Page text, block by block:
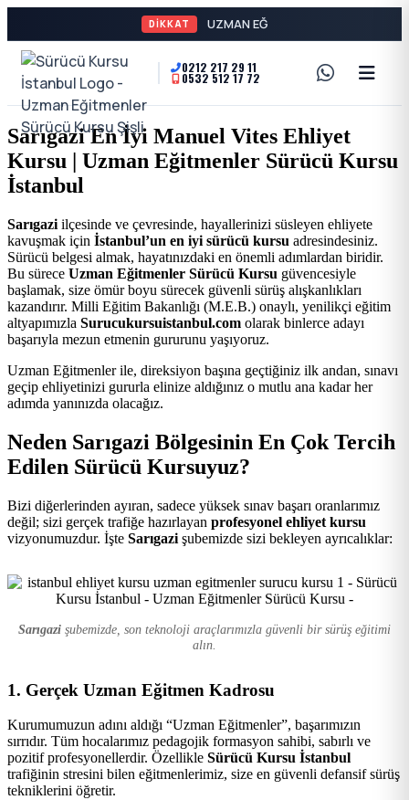
UZMAN EĞİTMENLERLE DİRE
Sürücü
Kursu
İstanbul
-
Şişli
En
İyi
Ehliyet
Kursu
A2
Motor
Ehliyeti
ve
Özel
Direksiyon
Dersi
0212 217 29 11
0532 512 17 72
Sarıgazi En İyi Manuel Vites Ehliyet
Kursu | Uzman Eğitmenler Sürücü Kursu
İstanbul
Sarıgazi ilçesinde ve çevresinde, hayallerinizi süsleyen ehliyete
kavuşmak için İstanbul’un en iyi sürücü kursu adresindesiniz.
Sürücü belgesi almak, hayatınızdaki en önemli adımlardan biridir.
Bu sürece Uzman Eğitmenler Sürücü Kursu güvencesiyle
başlamak, size ömür boyu sürecek güvenli sürüş alışkanlıkları
kazandırır. Milli Eğitim Bakanlığı (M.E.B.) onaylı, yenilikçi eğitim
altyapımızla Surucukursuistanbul.com olarak binlerce adayı
başarıyla mezun etmenin gururunu yaşıyoruz.
Uzman Eğitmenler ile, direksiyon başına geçtiğiniz ilk andan, sınavı
geçip ehliyetinizi gururla elinize aldığınız o mutlu ana kadar her
adımda yanınızda olacağız.
Neden Sarıgazi Bölgesinin En Çok Tercih
Edilen Sürücü Kursuyuz?
Bizi diğerlerinden ayıran, sadece yüksek sınav başarı oranlarımız
değil; sizi gerçek trafiğe hazırlayan profesyonel ehliyet kursu
vizyonumuzdur. İşte Sarıgazi şubemizde sizi bekleyen ayrıcalıklar:
Sarıgazi şubemizde, son teknoloji araçlarımızla güvenli bir sürüş eğitimi
alın.
1. Gerçek Uzman Eğitmen Kadrosu
Kurumumuzun adını aldığı “Uzman Eğitmenler”, başarımızın
sırrıdır. Tüm hocalarımız pedagojik formasyon sahibi, sabırlı ve
pozitif profesyonellerdir. Özellikle Sürücü Kursu İstanbul
trafiğinin stresini bilen eğitmenlerimiz, size en güvenli defansif sürüş
tekniklerini öğretir.